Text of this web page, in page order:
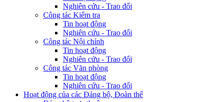
Nghiên cứu - Trao đổi
Công tác Kiểm tra
Tin hoạt động
Nghiên cứu - Trao đổi
Công tác Nội chính
Tin hoạt động
Nghiên cứu - Trao đổi
Công tác Văn phòng
Tin hoạt động
Nghiên cứu - Trao đổi
Hoạt động của các Đảng bộ, Đoàn thể